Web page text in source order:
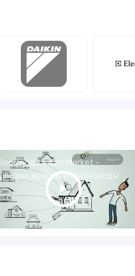
eWay Market -
купоны и промокоды